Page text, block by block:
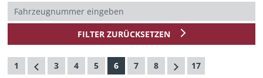
FILTER ZURÜCKSETZEN
1 3 4 5 6 7 8 17